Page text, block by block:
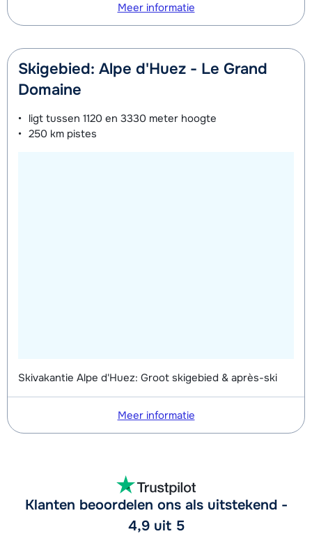
Meer informatie
Skigebied: Alpe d'Huez - Le Grand
Domaine
ligt tussen 1120 en 3330 meter hoogte
250 km pistes
Skivakantie Alpe d'Huez: Groot skigebied & après-ski
Meer informatie
Klanten beoordelen ons als uitstekend -
4,9 uit 5